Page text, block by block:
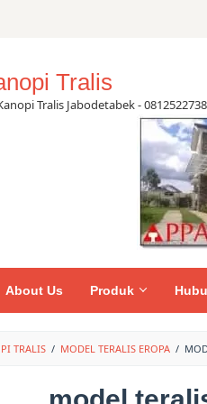
Tralis
Tralis Jabodetabek -
About Us Produk
TRALIS / MODEL TERALIS EROPA /